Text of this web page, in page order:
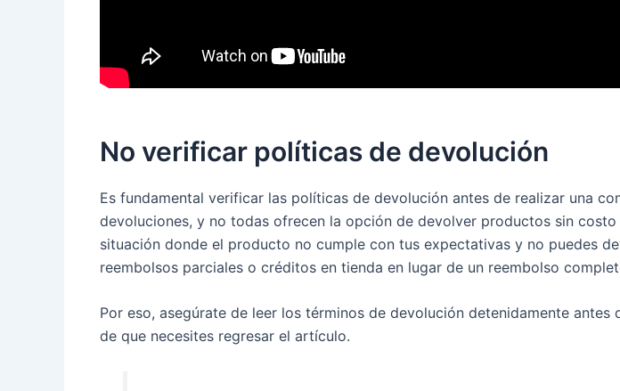
No verificar políticas de devolución
Es fundamental verificar las políticas de devolución antes de realizar una
devoluciones, y no todas ofrecen la opción de devolver productos sin
situación donde el producto no cumple con tus expectativas y no puedes
reembolsos parciales o créditos en tienda en lugar de un reembolso
Por eso, asegúrate de leer los términos de devolución detenidamente
de que necesites regresar el artículo.